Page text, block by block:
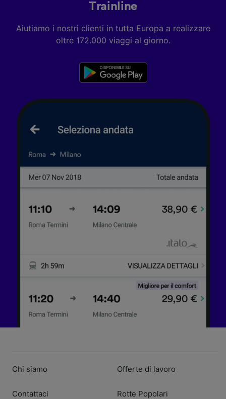
Trainline
Aiutiamo i nostri clienti in tutta Europa a realizzare
oltre 172.000 viaggi al giorno.
Chi siamo
Contattaci
Offerte di lavoro
Rotte Popolari
personalizzati, misurazione delle prestazioni
pubblico, sviluppo di servizi.
Elenco dei partner (fornitori)